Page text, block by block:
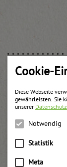
Cookie-
Diese Webseite
gewährleisten. Sie
unserer
Notwendig
Statistik
Meta